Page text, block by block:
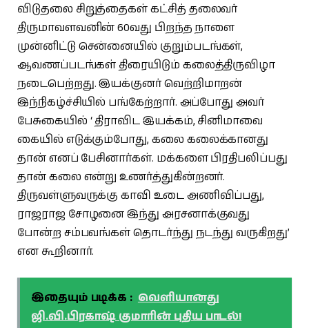
விடுதலை சிறுத்தைகள் கட்சித் தலைவர்
திருமாவளவனின் 60வது பிறந்த நாளை
முன்னிட்டு சென்னையில் குறும்படங்கள்,
ஆவணப்படங்கள் திரையிடும் கலைத்திருவிழா
நடைபெற்றது. இயக்குனர் வெற்றிமாறன்
இந்நிகழ்ச்சியில் பங்கேற்றார். அப்போது அவர்
பேசுகையில் ‘ திராவிட இயக்கம், சினிமாவை
கையில் எடுக்கும்போது, கலை கலைக்கானது
தான் எனப் பேசினார்கள். மக்களை பிரதிபலிப்பது
தான் கலை என்று உணர்த்துகின்றனர்.
திருவள்ளுவருக்கு காவி உடை அணிவிப்பது,
ராஜராஜ சோழனை இந்து அரசனாக்குவது
போன்ற சம்பவங்கள் தொடர்ந்து நடந்து வருகிறது’
என கூறினார்.
இதையும் படிக்க : வெளியானது
ஜி.வி.பிரகாஷ் குமாரின் புதிய பாடல்!